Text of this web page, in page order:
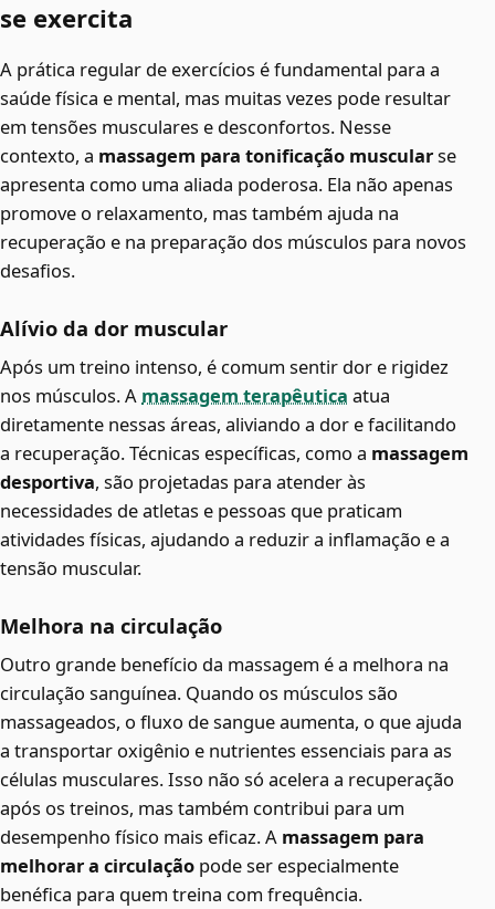
se exercita
A prática regular de exercícios é fundamental para a
saúde física e mental, mas muitas vezes pode resultar
em tensões musculares e desconfortos. Nesse
contexto, a massagem para tonificação muscularse
apresenta como uma aliada poderosa. Ela não apenas
promove o relaxamento, mas também ajuda na
recuperação e na preparação dos músculos para novos
desafios.
Alívio da dor muscular
Após um treino intenso, é comum sentir dor e rigidez
nos músculos. A massagem terapêutica atua
diretamente nessas áreas, aliviando a dor e facilitando
a recuperação. Técnicas específicas, como a massagem
desportiva, são projetadas para atender às
necessidades de atletas e pessoas que praticam
atividades físicas, ajudando a reduzir a inflamação e a
tensão muscular.
Melhora na circulação
Outro grande benefício da massagem é a melhora na
circulação sanguínea. Quando os músculos são
massageados, o fluxo de sangue aumenta, o que ajuda
a transportar oxigênio e nutrientes essenciais para as
células musculares. Isso não só acelera a recuperação
após os treinos, mas também contribui para um
desempenho físico mais eficaz. A massagem para
melhorar a circulação pode ser especialmente
benéfica para quem treina com frequência.